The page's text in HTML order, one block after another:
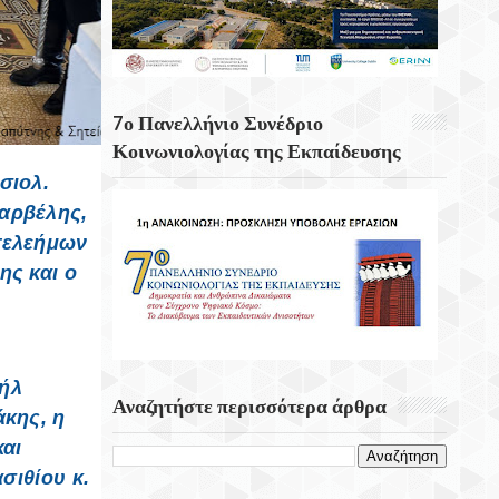
και ο
η
κ.
Κουνάβοι Του Δήμου Αρχανών
Αστερουσίων
Προϊόντων, Οικοτεχνίας & Χειροτεχνίας
7ο Πανελλήνιο Συνέδριο
Κοινωνιολογίας της Εκπαίδευσης
Αναζητήστε περισσότερα άρθρα